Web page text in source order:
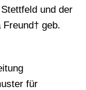
und der
geb.
für